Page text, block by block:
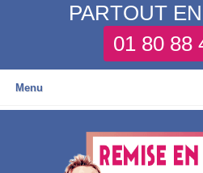
PARTOUT
01 80 88
Menu